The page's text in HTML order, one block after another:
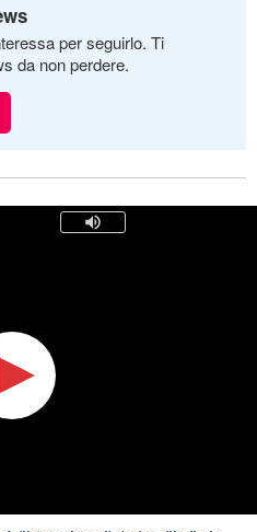
per seguirlo. Ti
da non perdere.